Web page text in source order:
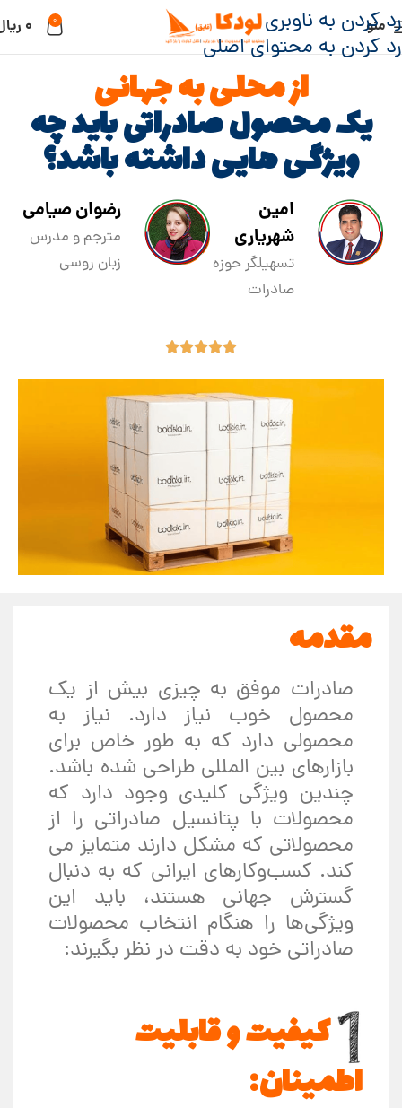
رد کردن به ناوبری
رد کردن به محتوای اصلی
منو 0 ۰
از محلی به جهانی
یک محصول صادراتی باید چه
ویژگی هایی داشته باشد؟
امین
شهریاری
تسهیلگر حوزه
صادرات
رضوان صیامی
مترجم و مدرس
زبان روسی
مقدمه
صادرات موفق به چیزی بیش از یک
محصول خوب نیاز دارد. نیاز به
محصولی دارد که به طور خاص برای
بازارهای بین المللی طراحی شده باشد.
چندین ویژگی کلیدی وجود دارد که
محصولات با پتانسیل صادراتی را از
محصولاتی که مشکل دارند متمایز می
کند. کسب‌وکارهای ایرانی که به دنبال
گسترش جهانی هستند، باید این
ویژگی‌ها را هنگام انتخاب محصولات
صادراتی خود به دقت در نظر بگیرند:
کیفیت و قابلیت
اطمینان: